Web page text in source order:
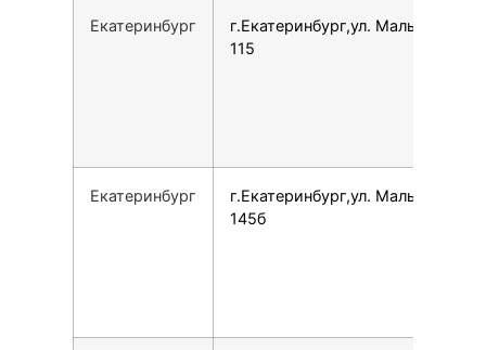
Екатеринбург
г.Екатеринбург,ул. Малышева,
115
Екатеринбург
г.Екатеринбург,ул. Малышева,
145б